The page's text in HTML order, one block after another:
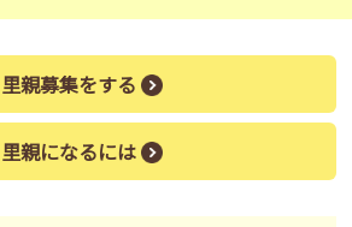
里親募集をする
里親になるには